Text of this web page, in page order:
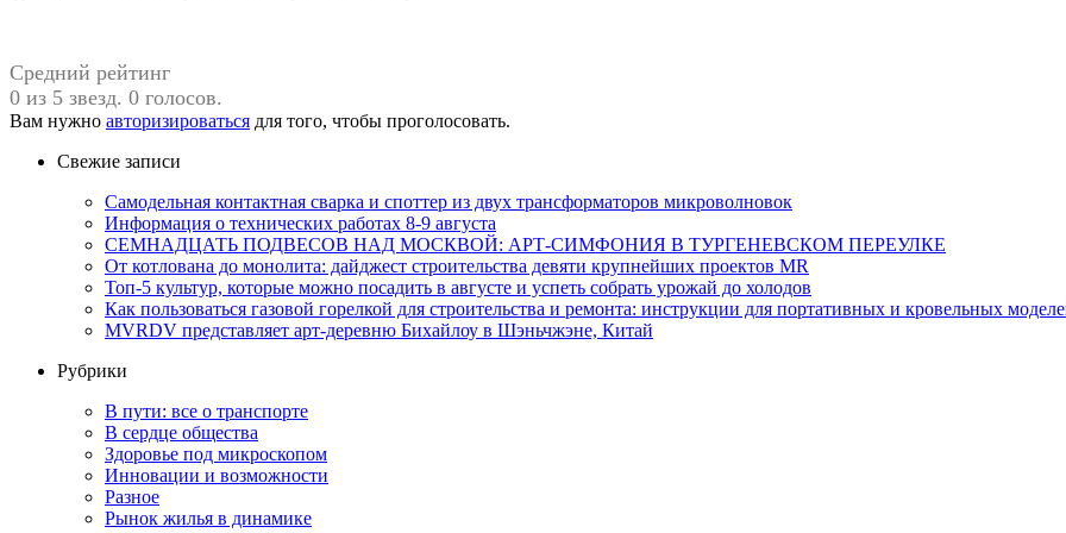
Средний рейтинг
0 из 5 звезд. 0 голосов.
Вам нужно авторизироваться для того, чтобы проголосовать.
Свежие записи
Самодельная контактная сварка и споттер из двух трансформаторов микроволновок
Информация о технических работах 8-9 августа
СЕМНАДЦАТЬ ПОДВЕСОВ НАД МОСКВОЙ: АРТ-СИМФОНИЯ В ТУРГЕНЕВСКОМ ПЕРЕУЛКЕ
От котлована до монолита: дайджест строительства девяти крупнейших проектов MR
Топ-5 культур, которые можно посадить в августе и успеть собрать урожай до холодов
Как пользоваться газовой горелкой для строительства и ремонта: инструкции для портативных и кровельных
MVRDV представляет арт-деревню Бихайлоу в Шэньчжэне, Китай
Рубрики
В пути: все о транспорте
В сердце общества
Здоровье под микроскопом
Инновации и возможности
Разное
Рынок жилья в динамике